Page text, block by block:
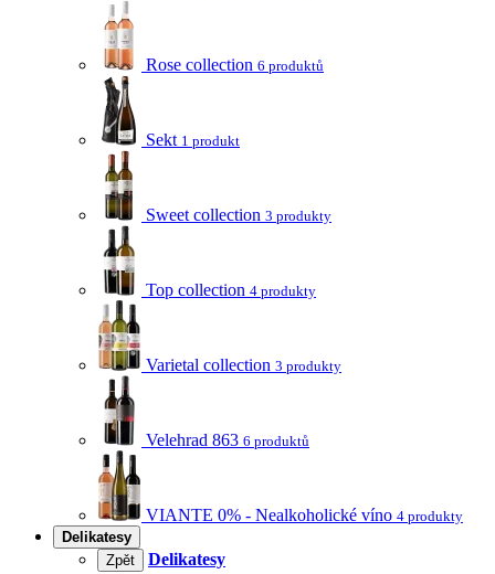
Rose collection 6 produktů
Sekt 1 produkt
Sweet collection 3 produkty
Top collection 4 produkty
Varietal collection 3 produkty
Velehrad 863 6 produktů
VIANTE 0% - Nealkoholické víno 4 produkty
Delikatesy
Zpět
Delikatesy